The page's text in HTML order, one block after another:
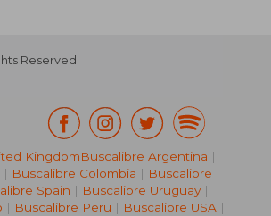
NT$ 767
Reserved.
KingdomBuscalibre Argentina |
| Buscalibre Colombia | Buscalibre
Spain | Buscalibre Uruguay |
| Buscalibre Peru | Buscalibre USA|